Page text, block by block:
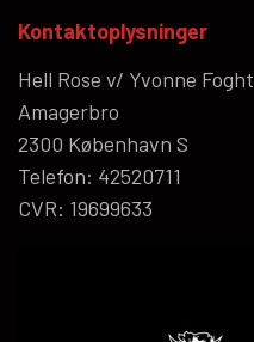
Kontaktoplysninger
Hell Rose v/ Yvonne Foght
Amagerbro
2300 København S
Telefon: 42520711
CVR: 19699633